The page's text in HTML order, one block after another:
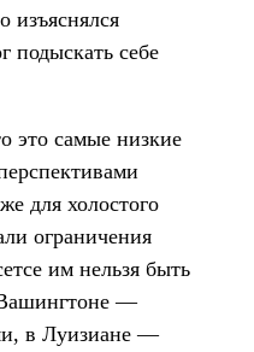
изъяснялся
подыскать себе
это самые низкие
для холостого
ограничения
им нельзя быть
—
в Луизиане —